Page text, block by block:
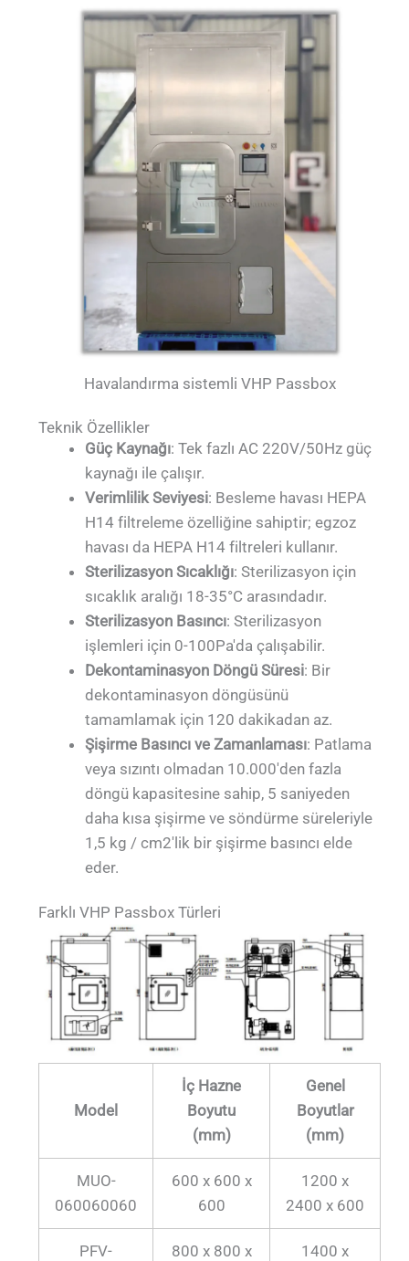
Havalandırma sistemli VHP Passbox
Teknik Özellikler
Güç Kaynağı: Tek fazlı AC 220V/50Hz güç
kaynağı ile çalışır.
Verimlilik Seviyesi: Besleme havası HEPA
H14 filtreleme özelliğine sahiptir; egzoz
havası da HEPA H14 filtreleri kullanır.
Sterilizasyon Sıcaklığı: Sterilizasyon için
sıcaklık aralığı 18-35°C arasındadır.
Sterilizasyon Basıncı: Sterilizasyon
işlemleri için 0-100Pa'da çalışabilir.
Dekontaminasyon Döngü Süresi: Bir
dekontaminasyon döngüsünü
tamamlamak için 120 dakikadan az.
Şişirme Basıncı ve Zamanlaması: Patlama
veya sızıntı olmadan 10.000'den fazla
döngü kapasitesine sahip, 5 saniyeden
daha kısa şişirme ve söndürme süreleriyle
1,5 kg / cm2'lik bir şişirme basıncı elde
eder.
Farklı VHP Passbox Türleri
Model
İç Hazne
Boyutu
(mm)
Genel
Boyutlar
(mm)
MUO-
060060060
600 x 600 x
600
1200 x
2400 x 600
PFV-
800 x 800 x
1400 x